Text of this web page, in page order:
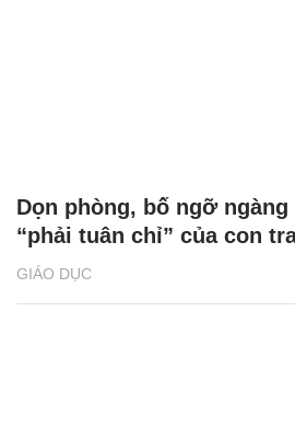
GIÁO DỤC
Dọn phòng, bố ngỡ
“phải tuân chỉ” của con